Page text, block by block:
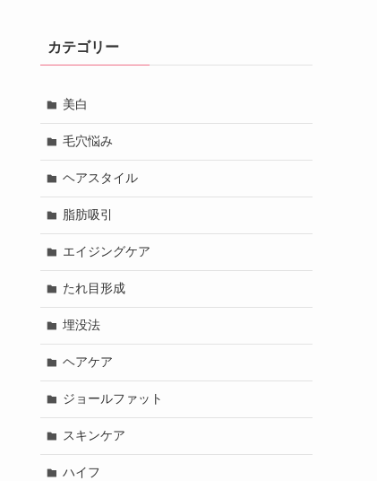
カテゴリー
美白
毛穴悩み
ヘアスタイル
脂肪吸引
エイジングケア
たれ目形成
埋没法
ヘアケア
ジョールファット
スキンケア
ハイフ